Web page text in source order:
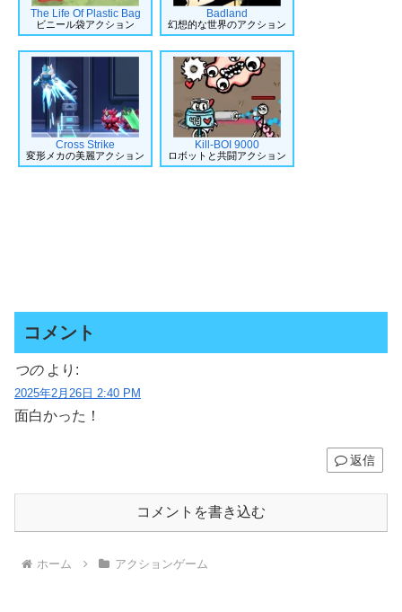
The Life Of Plastic Bag
ビニール袋アクション
Badland
幻想的な世界のアクション
Cross Strike
変形メカの美麗アクション
Kill-BOI 9000
ロボットと共闘アクション
コメント
つの より:
2025年2月26日 2:40 PM
面白かった！
返信
コメントを書き込む
ホーム アクションゲーム